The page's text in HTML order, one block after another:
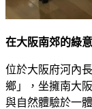
在大阪南郊的綠
位於大阪府河內
鄉」，坐擁南大
與自然體驗於一